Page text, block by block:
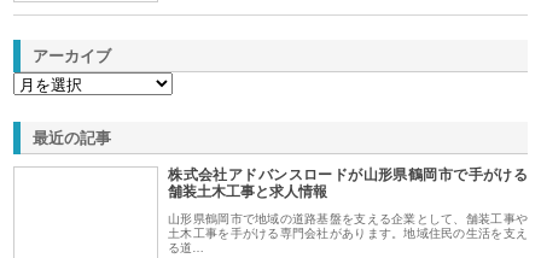
アーカイブ
最近の記事
株式会社アドバンスロードが山形県鶴岡市で手がける
舗装土木工事と求人情報
山形県鶴岡市で地域の道路基盤を支える企業として、舗装工事や
土木工事を手がける専門会社があります。地域住民の生活を支え
る道…